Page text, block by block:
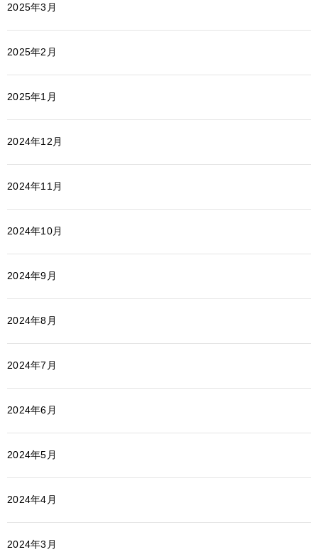
2025年3月
2025年2月
2025年1月
2024年12月
2024年11月
2024年10月
2024年9月
2024年8月
2024年7月
2024年6月
2024年5月
2024年4月
2024年3月